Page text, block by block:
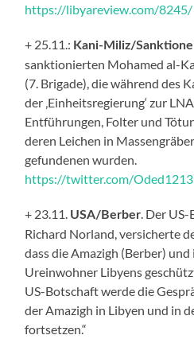
https://libyareview.com/8245/
+ 25.11.: Kani-Miliz/
sanktionierten Mohamed al-
(7. Brigade), die während des
der ‚Einheitsregierung‘ zur
Entführungen, Folter und
deren Leichen in
gefundenen wurden.
https://twitter.com/
+ 23.11. USA/Berber . Der
Richard Norland, versicherte
dass die Amazigh (Berber)
Ureinwohner Libyens
US-Botschaft werde die
der Amazigh in Libyen und in
fortsetzen.“